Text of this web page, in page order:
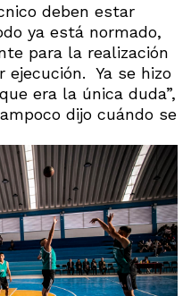
deben estar
ya está normado,
para la realización
ejecución. Ya se hizo
era la única duda”,
dijo cuándo se